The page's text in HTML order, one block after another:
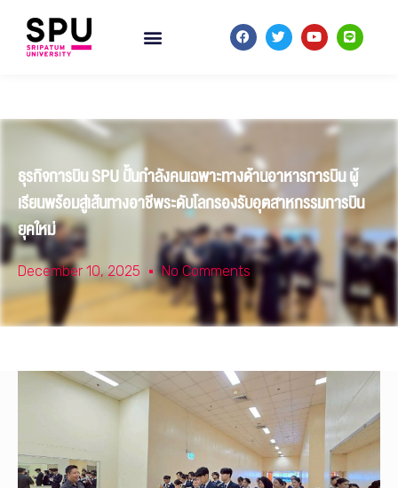
ธุรกิจการบิน SPU ปั้นกำลังคนเฉพาะทางด้านอาหารการบิน ผู้
เรียนพร้อมสู่เส้นทางอาชีพระดับโลกรองรับอุตสาหกรรมการบิน
ยุคใหม่
December 10, 2025 No Comments